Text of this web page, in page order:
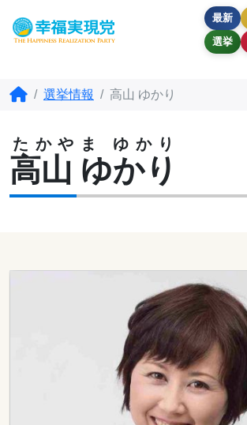
最新
選挙
選挙情報 高山 ゆかり
高山 ゆかり
たかやま ゆかり